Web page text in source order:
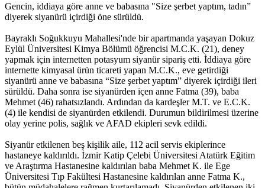
Gencin, iddiaya göre anne ve babasına "Size şerbet yaptım, tadın”
diyerek siyanürü içirdiği öne sürüldü.
Bayraklı Soğukkuyu Mahallesi'nde bir apartmanda yaşayan Dokuz
Eylül Üniversitesi Kimya Bölümü öğrencisi M.C.K. (21), deney
yapmak için internetten potasyum siyanür sipariş etti. İddiaya göre
internette kimyasal ürün ticareti yapan M.C.K., eve getirdiği
siyanürü anne ve babasına “Size şerbet yaptım” diyerek içirdiği ileri
sürüldü. Daha sonra ise siyanürden içen anne Fatma (39), baba
Mehmet (46) rahatsızlandı. Ardından da kardeşler M.T. ve E.C.K.
(4) ile kendisi de siyanürden etkilendi. Durumun bildirilmesi üzerine
olay yerine polis, sağlık ve AFAD ekipleri sevk edildi.
Siyanür etkilenen beş kişilik aile, 112 acil servis ekiplerince
hastaneye kaldırıldı. İzmir Katip Çelebi Üniversitesi Atatürk Eğitim
ve Araştırma Hastanesine kaldırılan baba Mehmet K. ile Ege
Üniversitesi Tıp Fakültesi Hastanesine kaldırılan anne Fatma K.,